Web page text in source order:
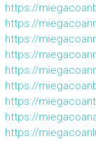
https://
https://
https://
https://
https://
https://
https://
https://
https://